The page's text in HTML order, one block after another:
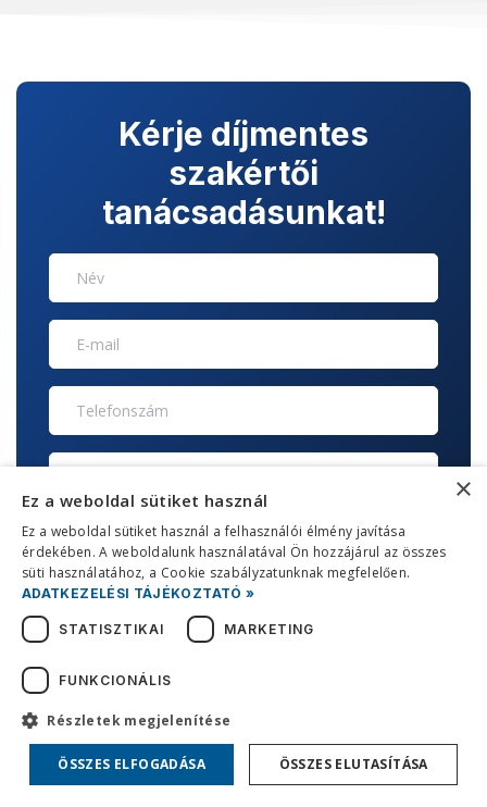
Kérje díjmentes
szakértői
tanácsadásunkat!
KÜLDÉS
+36 30 390 1810
×
Ez a weboldal sütiket használ
Ez a weboldal sütiket használ a felhasználói élmény javítása
érdekében. A weboldalunk használatával Ön hozzájárul az összes
süti használatához, a Cookie szabályzatunknak megfelelően.
ADATKEZELÉSI TÁJÉKOZTATÓ »
STATISZTIKAI MARKETING
FUNKCIONÁLIS
Részletek megjelenítése
ÖSSZES ELFOGADÁSA ÖSSZES ELUTASÍTÁSA